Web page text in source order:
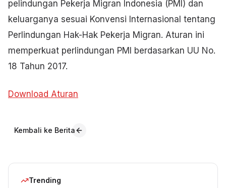
pelindungan Pekerja Migran Indonesia (PMI) dan
keluarganya sesuai Konvensi Internasional tentang
Perlindungan Hak-Hak Pekerja Migran. Aturan ini
memperkuat perlindungan PMI berdasarkan UU No.
18 Tahun 2017.
Download Aturan
Kembali ke Berita
Trending